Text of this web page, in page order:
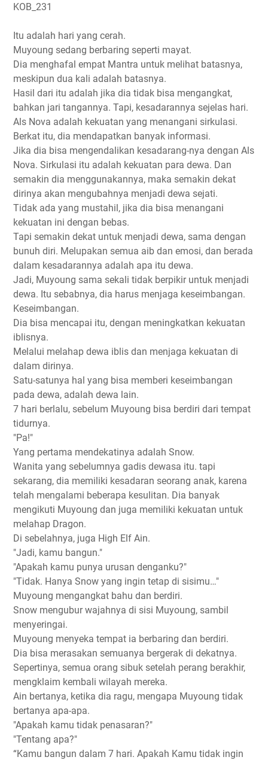
KOB_231
Itu adalah hari yang cerah.
Muyoung sedang berbaring seperti mayat.
Dia menghafal empat Mantra untuk melihat batasnya,
meskipun dua kali adalah batasnya.
Hasil dari itu adalah jika dia tidak bisa mengangkat,
bahkan jari tangannya. Tapi, kesadarannya sejelas hari.
Als Nova adalah kekuatan yang menangani sirkulasi.
Berkat itu, dia mendapatkan banyak informasi.
Jika dia bisa mengendalikan kesadarang-nya dengan Als
Nova. Sirkulasi itu adalah kekuatan para dewa. Dan
semakin dia menggunakannya, maka semakin dekat
dirinya akan mengubahnya menjadi dewa sejati.
Tidak ada yang mustahil, jika dia bisa menangani
kekuatan ini dengan bebas.
Tapi semakin dekat untuk menjadi dewa, sama dengan
bunuh diri. Melupakan semua aib dan emosi, dan berada
dalam kesadarannya adalah apa itu dewa.
Jadi, Muyoung sama sekali tidak berpikir untuk menjadi
dewa. Itu sebabnya, dia harus menjaga keseimbangan.
Keseimbangan.
Dia bisa mencapai itu, dengan meningkatkan kekuatan
iblisnya.
Melalui melahap dewa iblis dan menjaga kekuatan di
dalam dirinya.
Satu-satunya hal yang bisa memberi keseimbangan
pada dewa, adalah dewa lain.
7 hari berlalu, sebelum Muyoung bisa berdiri dari tempat
tidurnya.
"Pa!"
Yang pertama mendekatinya adalah Snow.
Wanita yang sebelumnya gadis dewasa itu. tapi
sekarang, dia memiliki kesadaran seorang anak, karena
telah mengalami beberapa kesulitan. Dia banyak
mengikuti Muyoung dan juga memiliki kekuatan untuk
melahap Dragon.
Di sebelahnya, juga High Elf Ain.
"Jadi, kamu bangun."
"Apakah kamu punya urusan denganku?"
"Tidak. Hanya Snow yang ingin tetap di sisimu…"
Muyoung mengangkat bahu dan berdiri.
Snow mengubur wajahnya di sisi Muyoung, sambil
menyeringai.
Muyoung menyeka tempat ia berbaring dan berdiri.
Dia bisa merasakan semuanya bergerak di dekatnya.
Sepertinya, semua orang sibuk setelah perang berakhir,
mengklaim kembali wilayah mereka.
Ain bertanya, ketika dia ragu, mengapa Muyoung tidak
bertanya apa-apa.
"Apakah kamu tidak penasaran?"
"Tentang apa?"
“Kamu bangun dalam 7 hari. Apakah Kamu tidak ingin